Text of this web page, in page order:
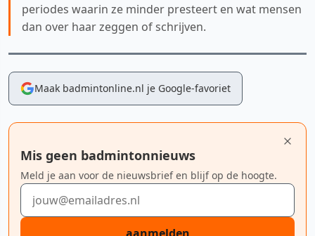
periodes waarin ze minder presteert en wat mensen
dan over haar zeggen of schrijven.
Maak badmintonline.nl je Google-favoriet
Mis geen badmintonnieuws
Meld je aan voor de nieuwsbrief en blijf op de hoogte.
E-mailadres